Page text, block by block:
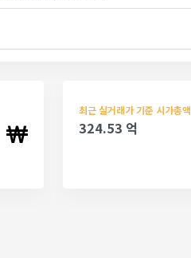
최근 실거래가 기준 시가총액
324.53 억